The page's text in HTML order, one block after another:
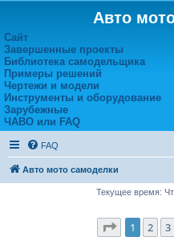
Авто
Сайт
Завершенные проекты
Библиотека самодельщика
Примеры решений
Чертежи и модели
Инструменты и оборудование
Зарубежные
ЧАВО или FAQ
FAQ
Авто мото самоделки
Текущее время:
Страница
1 2 3